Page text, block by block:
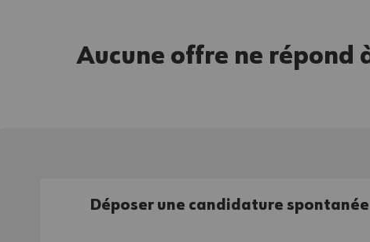
Aucune offre ne répond
Déposer une candidature spontanée